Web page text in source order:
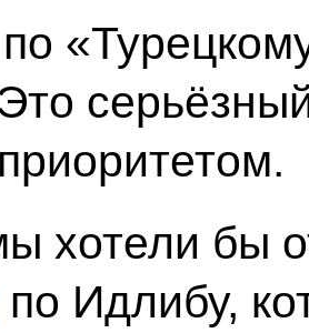
хотели бы
по Идлибу,